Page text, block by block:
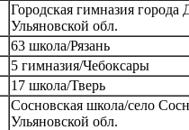
Городская гимназия
Ульяновской обл.
63 школа/Рязань
5 гимназия/Чебоксары
17 школа/Тверь
Сосновская школа/село
Ульяновской обл.